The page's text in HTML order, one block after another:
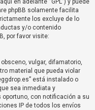
en adelante “GPL”) y puede
phpBB solamente facilita
los excluye de lo
y/o contenido
por favor visite:
vulgar, difamatorio,
material que pueda violar
está instalado o
sea inmediata y
con notificación a su
IP de todos los envíos